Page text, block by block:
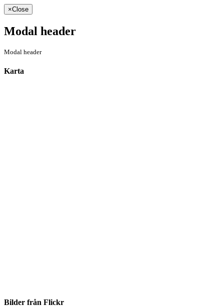
×Close
Modal header
Modal header
Karta
Bilder från Flickr